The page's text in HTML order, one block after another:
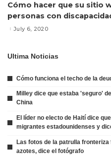
Cómo hacer que su sitio
personas con
July 6, 2020
Ultima Noticias
Cómo funciona el techo de la
Milley dice que estaba 'seguro'
China
El líder no electo de Haití dice
migrantes estadounidenses y
Las fotos de la patrulla
azotes, dice el fotógrafo